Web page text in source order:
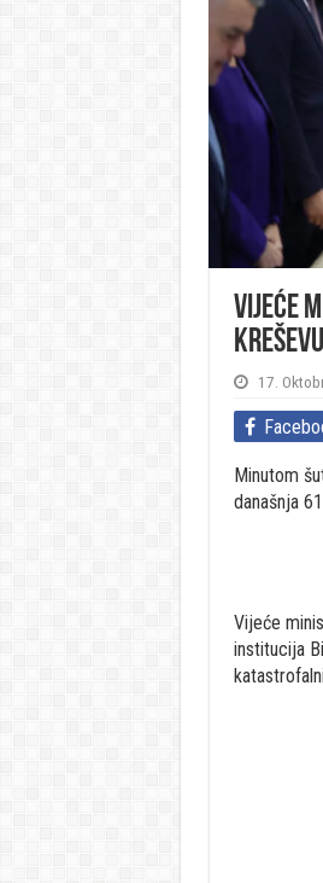
Vijeće
17.
Minutom
današnja
Vijeće
institucija